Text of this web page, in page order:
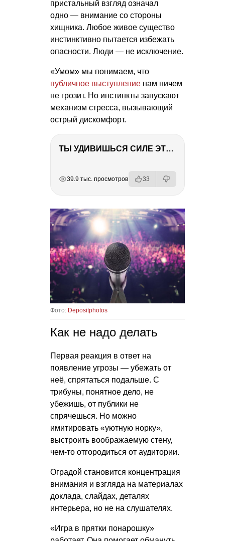
пристальный взгляд означал
одно — внимание со стороны
хищника. Любое живое существо
инстинктивно пытается избежать
опасности. Люди — не исключение.
«Умом» мы понимаем, что
публичное выступление нам ничем
не грозит. Но инстинкты запускают
механизм стресса, вызывающий
острый дискомфорт.
ТЫ УДИВИШЬСЯ СИЛЕ ЭТО ЧЕЛОВЕКА! Блог о нашей поездке в Вышний Волочек
39.9 тыс. просмотров 33
Фото: Depositphotos
Как не надо делать
Первая реакция в ответ на
появление угрозы — убежать от
неё, спрятаться подальше. С
трибуны, понятное дело, не
убежишь, от публики не
спрячешься. Но можно
имитировать «уютную норку»,
выстроить воображаемую стену,
чем-то отгородиться от аудитории.
Оградой становится концентрация
внимания и взгляда на материалах
доклада, слайдах, деталях
интерьера, но не на слушателях.
«Игра в прятки понарошку»